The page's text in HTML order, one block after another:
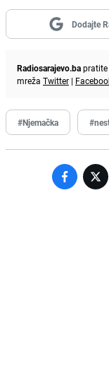
Dodajte
Radiosarajevo.ba
mreža Twitter |
#Njemačka